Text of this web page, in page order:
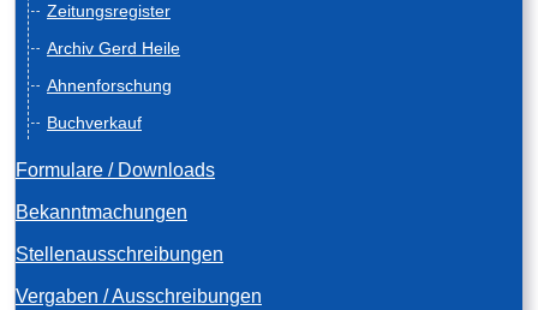
Zeitungsregister
Archiv Gerd Heile
Ahnenforschung
Buchverkauf
Formulare / Downloads
Bekanntmachungen
Stellenausschreibungen
Vergaben / Ausschreibungen